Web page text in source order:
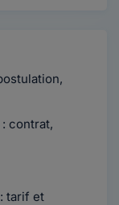
contrat,
tarif et